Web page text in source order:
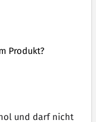
Produkt?
und darf nicht